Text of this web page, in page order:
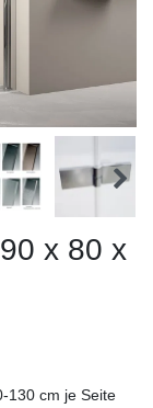
x 80 x
130 cm je Seite